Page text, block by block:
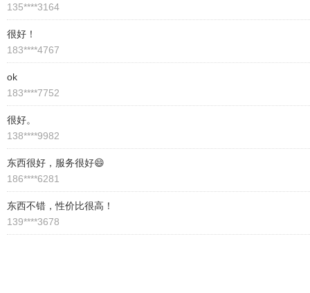
135****3164
很好！
183****4767
ok
183****7752
很好。
138****9982
东西很好，服务很好😄
186****6281
东西不错，性价比很高！
139****3678